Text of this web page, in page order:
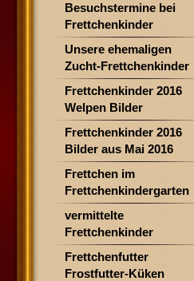
Besuchstermine bei
Frettchenkinder
Unsere ehemaligen
Zucht-Frettchenkinder
Frettchenkinder 2016
Welpen Bilder
Frettchenkinder 2016
Bilder aus Mai 2016
Frettchen im
Frettchenkindergarten
vermittelte
Frettchenkinder
Frettchenfutter
Frostfutter-Küken